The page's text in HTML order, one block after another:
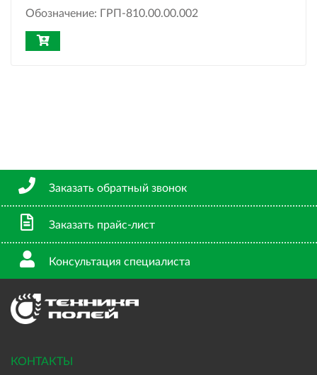
Обозначение: ГРП-810.00.00.002
Заказать обратный звонок
Заказать прайс-лист
Консультация специалиста
КОНТАКТЫ